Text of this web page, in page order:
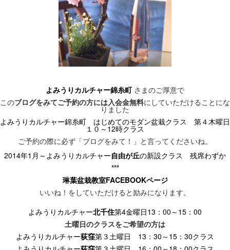
よみうりカルチャー錦糸町さまのご厚意で
このブログをみてご予約の方には入会金無料にしていただけることにな
りました
よみうりカルチャー錦糸町 はじめてのモダン盆栽クラス 第４木曜日
１０～12時クラス
ご予約の際に必ず「ブログをみて！」と言ってくださいね。
2014年1 月～よみうりカルチャー自由が丘の新設クラス 残席わずか
***
琳葉盆栽教室FACEBOOKページ
いいね！をしていただけると励みになります。
よみうりカルチャー北千住第4金曜日13 ：00 ～15 ：00
土曜日のクラスをご希望の方は
よみうりカルチャー荻窪第３土曜日 13 ：30 ～15 ：30クラス